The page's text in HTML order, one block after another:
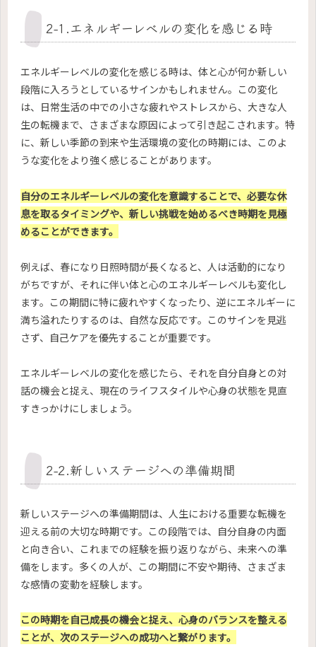
2-1.エネルギーレベルの変化を感じる時
エネルギーレベルの変化を感じる時は、体と心が何か新しい
段階に入ろうとしているサインかもしれません。この変化
は、日常生活の中での小さな疲れやストレスから、大きな人
生の転機まで、さまざまな原因によって引き起こされます。特
に、新しい季節の到来や生活環境の変化の時期には、このよ
うな変化をより強く感じることがあります。
自分のエネルギーレベルの変化を意識することで、必要な休
息を取るタイミングや、新しい挑戦を始めるべき時期を見極
めることができます。
例えば、春になり日照時間が長くなると、人は活動的になり
がちですが、それに伴い体と心のエネルギーレベルも変化し
ます。この期間に特に疲れやすくなったり、逆にエネルギーに
満ち溢れたりするのは、自然な反応です。このサインを見逃
さず、自己ケアを優先することが重要です。
エネルギーレベルの変化を感じたら、それを自分自身との対
話の機会と捉え、現在のライフスタイルや心身の状態を見直
すきっかけにしましょう。
2-2.新しいステージへの準備期間
新しいステージへの準備期間は、人生における重要な転機を
迎える前の大切な時期です。この段階では、自分自身の内面
と向き合い、これまでの経験を振り返りながら、未来への準
備をします。多くの人が、この期間に不安や期待、さまざま
な感情の変動を経験します。
この時期を自己成長の機会と捉え、心身のバランスを整える
ことが、次のステージへの成功へと繋がります。